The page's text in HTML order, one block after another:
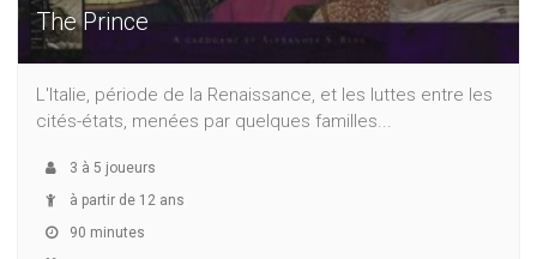
The Prince
L'Italie, période de la Renaissance, et les luttes entre les
cités-états, menées par quelques familles...
3 à 5 joueurs
à partir de 12 ans
90 minutes